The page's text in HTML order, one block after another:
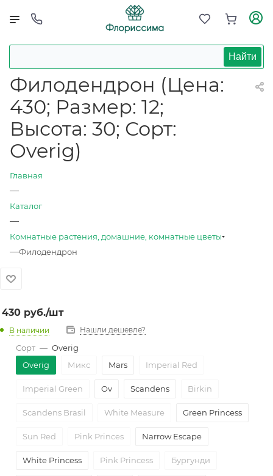
Найти
Филодендрон (Цена:
430; Размер: 12;
Высота: 30; Сорт:
Overig)
Главная
—
Каталог
—
Комнатные растения, домашние, комнатные цветы
—Филодендрон
430 руб./шт
В наличии Нашли дешевле?
Сорт — Overig
Overig
Микс Mars Imperial Red
Imperial Green Ov Scandens Birkin
Scandens Brasil White Measure Green Princess
Sun Red Pink Princes Narrow Escape
White Princess Pink Princess Бургунди